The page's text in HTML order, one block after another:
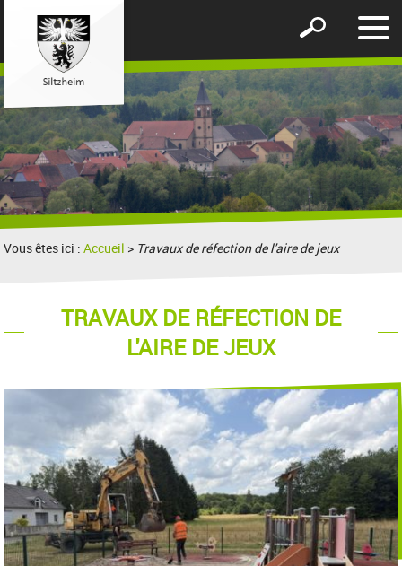
le
Afficher
formulaire
de
recherche
Vous êtes ici :Accueil > Travaux de réfection de l'aire de jeux
TRAVAUX DE RÉFECTION DE
L'AIRE DE JEUX